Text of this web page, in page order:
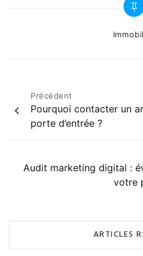
Navigation
de
Précédent
Pourquoi contacter un
porte d’entrée ?
Audit marketing digital :
votre
ARTICLES